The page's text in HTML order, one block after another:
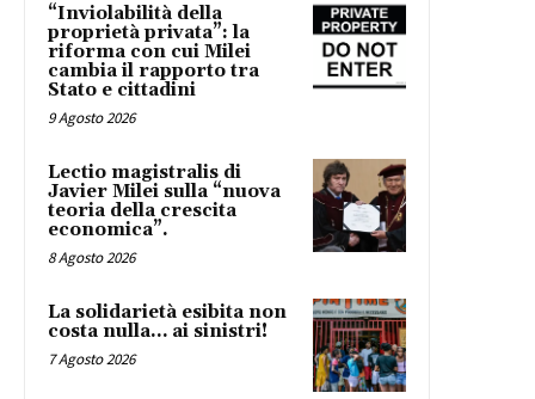
“Inviolabilità della
proprietà privata”: la
riforma con cui Milei
cambia il rapporto tra
Stato e cittadini
9 Agosto 2026
Lectio magistralis di
Javier Milei sulla “nuova
teoria della crescita
economica”.
8 Agosto 2026
La solidarietà esibita non
costa nulla… ai sinistri!
7 Agosto 2026